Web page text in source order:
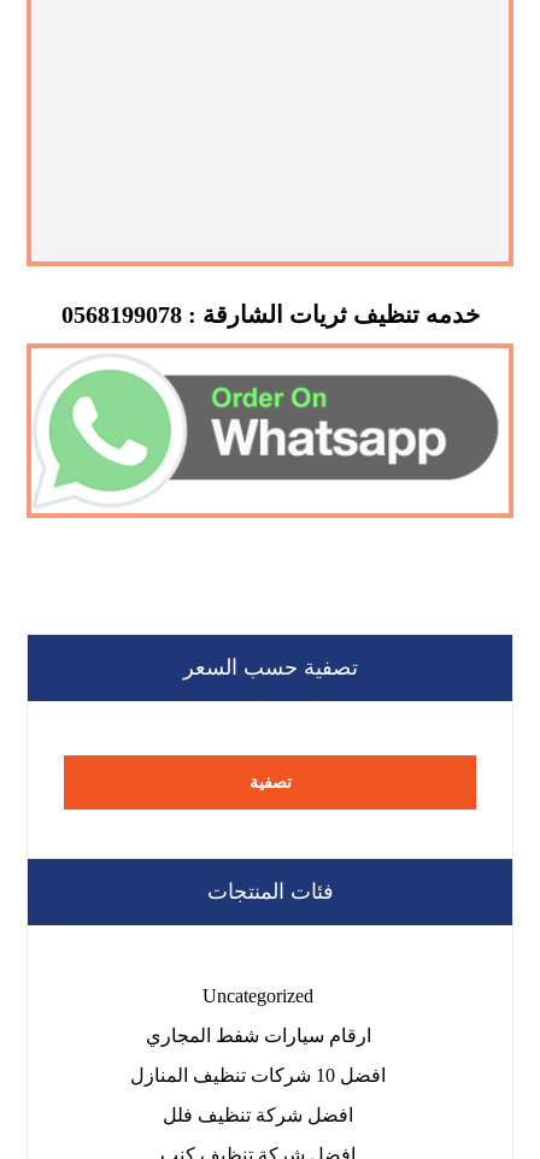
خدمه تنظيف ثريات الشارقة : 0568199078
تصفية حسب السعر
تصفية
فئات المنتجات
Uncategorized
ارقام سيارات شفط المجاري
افضل 10 شركات تنظيف المنازل
افضل شركة تنظيف فلل
افضل شركة تنظيف كنب